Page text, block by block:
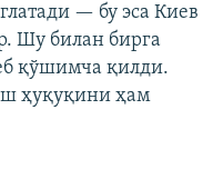
— бу эса Киев
Шу билан бирга
қўшимча қилди.
ҳуқуқини ҳам